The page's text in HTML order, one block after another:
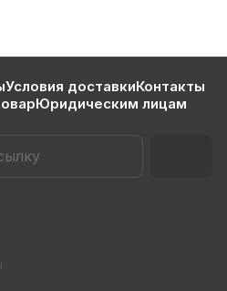
Условия доставкиКонтакты
Юридическим лицам